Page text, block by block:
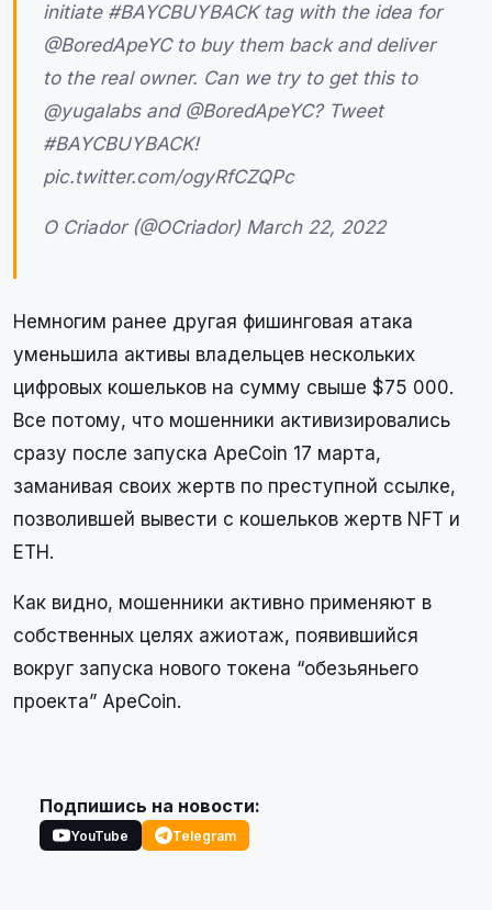
initiate #BAYCBUYBACK tag with the idea for
@BoredApeYC to buy them back and deliver
to the real owner. Can we try to get this to
@yugalabs and @BoredApeYC? Tweet
#BAYCBUYBACK!
pic.twitter.com/ogyRfCZQPc
O Criador (@OCriador) March 22, 2022
Немногим ранее другая фишинговая атака
уменьшила активы владельцев нескольких
цифровых кошельков на сумму свыше $75 000.
Все потому, что мошенники активизировались
сразу после запуска ApeCoin 17 марта,
заманивая своих жертв по преступной ссылке,
позволившей вывести с кошельков жертв NFT и
ETH.
Как видно, мошенники активно применяют в
собственных целях ажиотаж, появившийся
вокруг запуска нового токена “обезьяньего
проекта” ApeCoin.
Подпишись на новости:
YouTube Telegram